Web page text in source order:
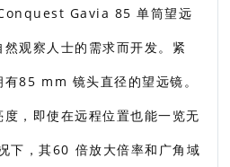
Gavia 85 单筒望远
观察人士的需求而开发。紧
85 mm 镜头直径的望远镜。
，即使在远程位置也能一览无
下，其60 倍放大倍率和广角域